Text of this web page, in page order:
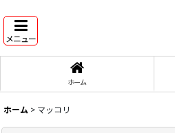
メニュー
ホーム
ホーム > マッコリ